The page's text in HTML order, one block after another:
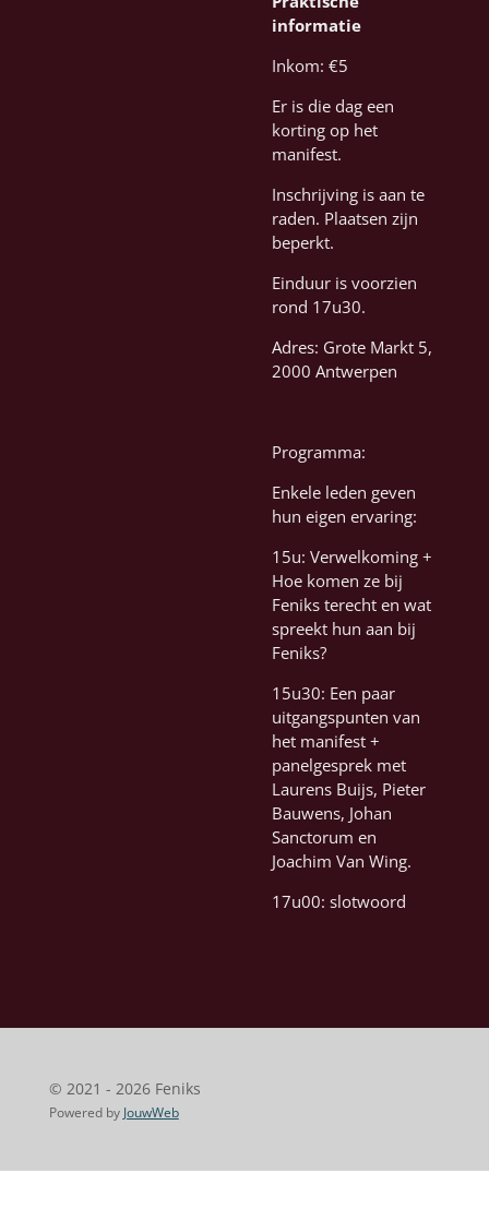
informatie
Inkom: €5
Er is die dag een
korting op het
manifest.
Inschrijving is aan te
raden. Plaatsen zijn
beperkt.
Einduur is voorzien
rond 17u30.
Adres: Grote Markt 5,
2000 Antwerpen
Programma:
Enkele leden geven
hun eigen ervaring:
15u: Verwelkoming +
Hoe komen ze bij
Feniks terecht en wat
spreekt hun aan bij
Feniks?
15u30: Een paar
uitgangspunten van
het manifest +
panelgesprek met
Laurens Buijs, Pieter
Bauwens, Johan
Sanctorum en
Joachim Van Wing.
17u00: slotwoord
© 2021 - 2026 Feniks
Powered by JouwWeb